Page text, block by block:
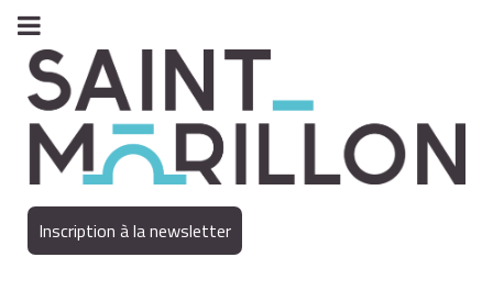
Inscription à la newsletter